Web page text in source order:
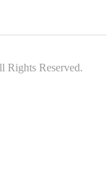
Rights Reserved.